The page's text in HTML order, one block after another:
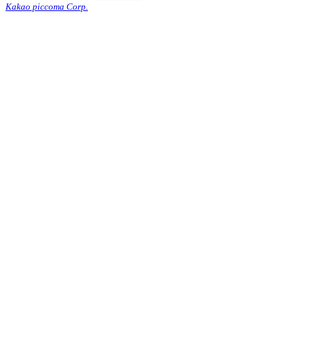
Kakao piccoma Corp.